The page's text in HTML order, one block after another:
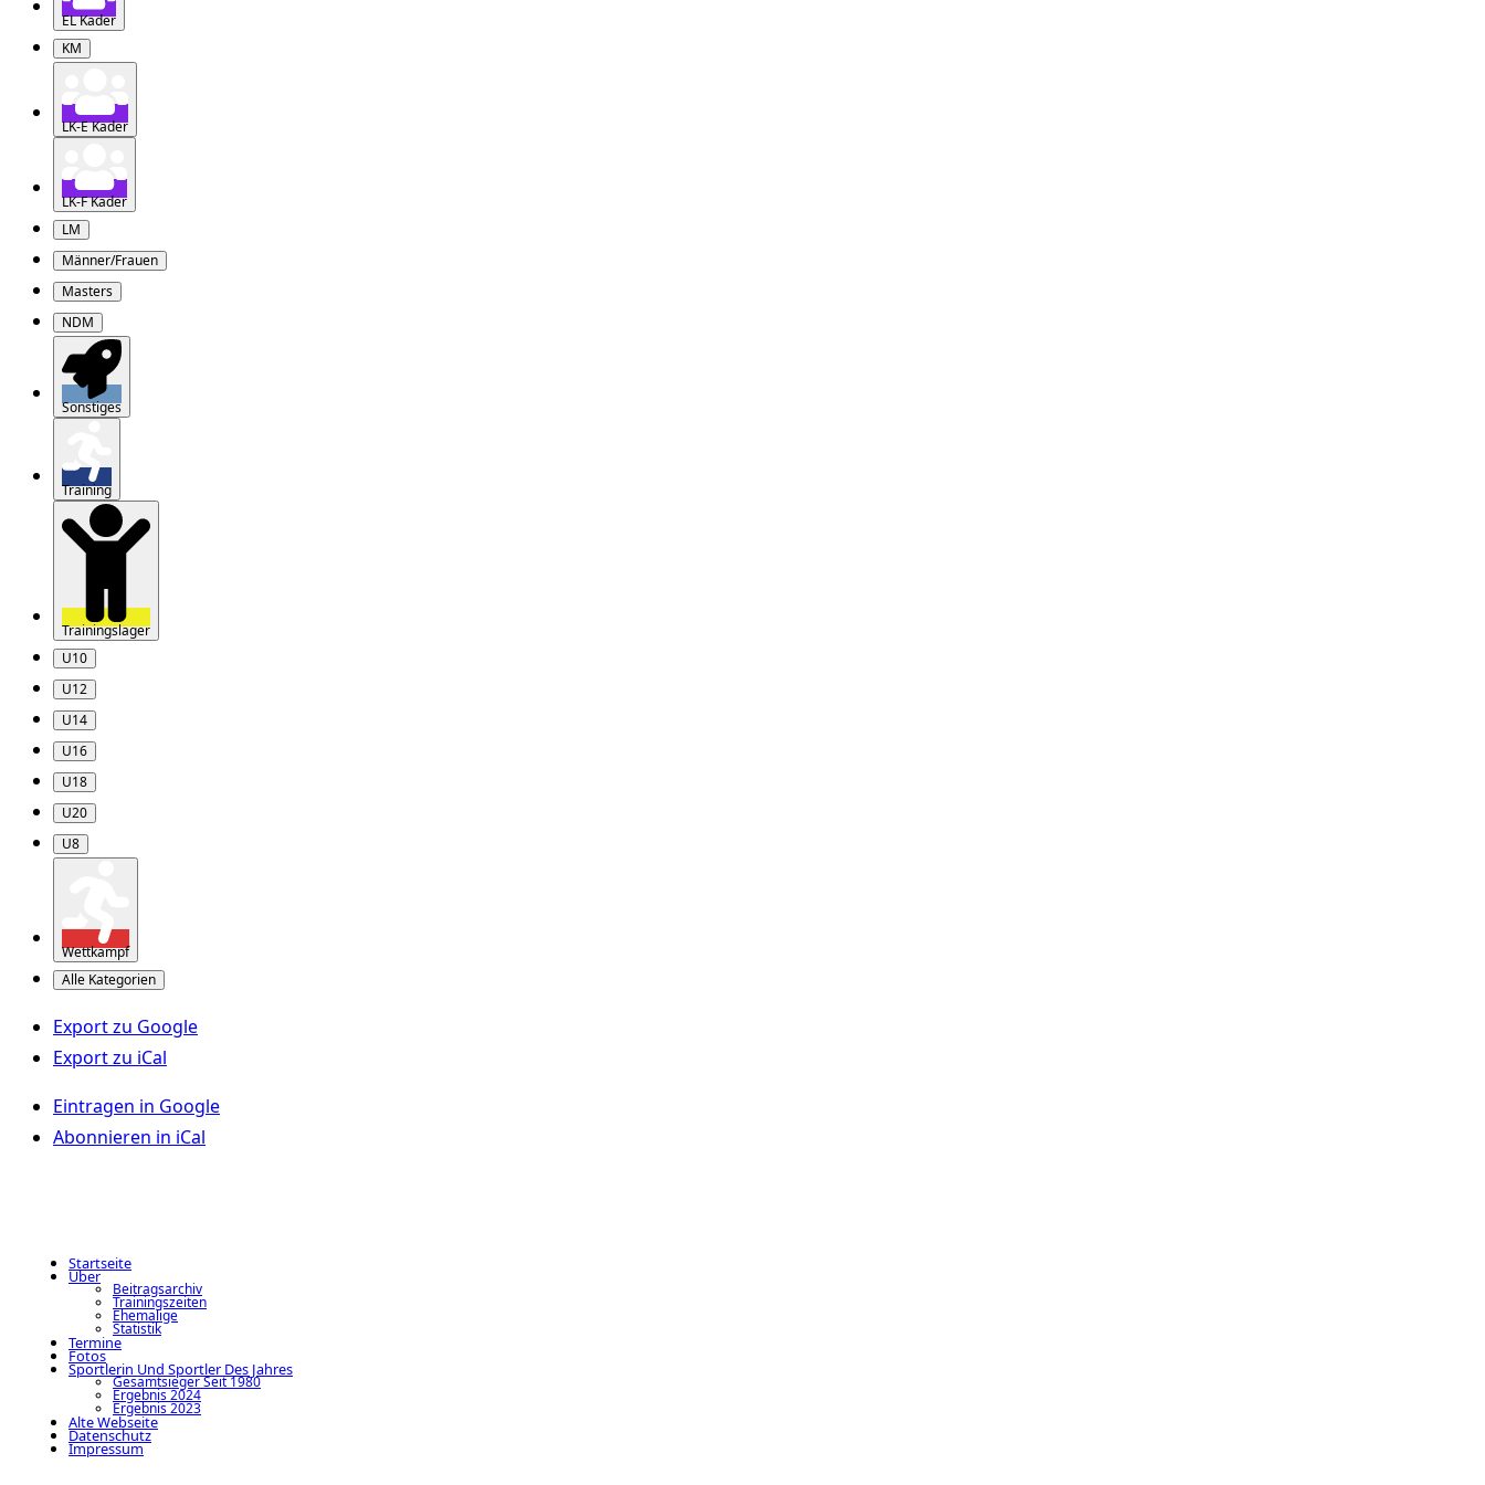
EL Kader
KM
LK-E Kader
LK-F Kader
LM
Männer/Frauen
Masters
NDM
Sonstiges
Training
Trainingslager
U10
U12
U14
U16
U18
U20
U8
Wettkampf
Alle Kategorien
Export zu Google
Export zu iCal
Eintragen in Google
Abonnieren in iCal
Startseite
Über
Beitragsarchiv
Trainingszeiten
Ehemalige
Statistik
Termine
Fotos
Sportlerin Und Sportler Des Jahres
Gesamtsieger Seit 1980
Ergebnis 2024
Ergebnis 2023
Alte Webseite
Datenschutz
Impressum